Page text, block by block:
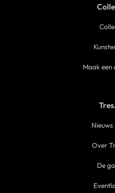
Maak
Nieuws
Over
De